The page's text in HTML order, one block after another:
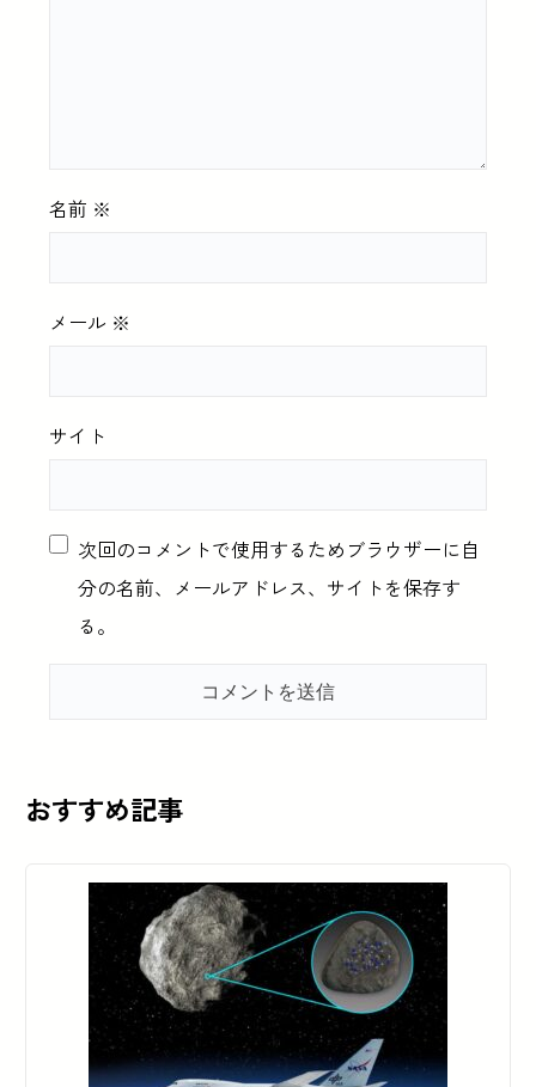
名前 ※
メール ※
サイト
次回のコメントで使用するためブラウザーに自
分の名前、メールアドレス、サイトを保存す
る。
おすすめ記事